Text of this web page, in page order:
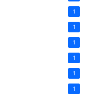
1
1
1
1
1
1